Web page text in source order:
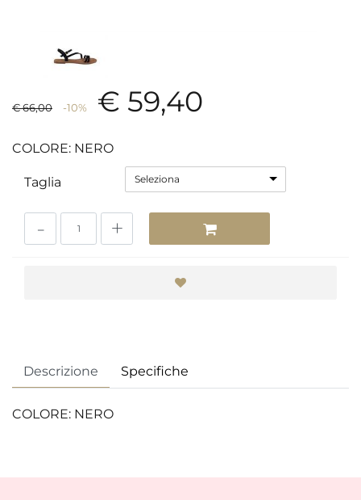
€ 66,00 -10% € 59,40
COLORE: NERO
Taglia Seleziona
Descrizione Specifiche
COLORE: NERO